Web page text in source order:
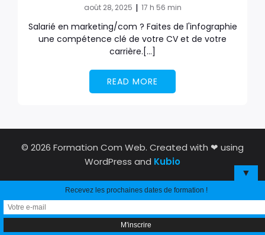
août 28, 2025 | 17 h 56 min
Salarié en marketing/com ? Faites de l'infographie
une compétence clé de votre CV et de votre
carrière.[…]
READ MORE
© 2026 Formation Com Web. Created with ❤ using
WordPress and Kubio
▼
Recevez les prochaines dates de formation !